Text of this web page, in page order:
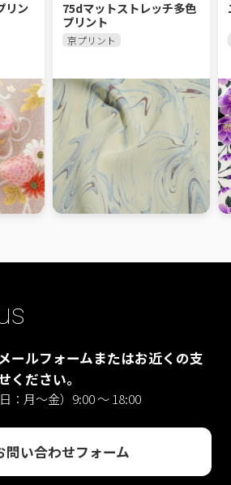
リン
75dマットストレッチ多色
プリント
京プリント
ールフォームまたはお近くの支
ください。
：月〜金）9:00 ～ 18:00
問い合わせフォーム